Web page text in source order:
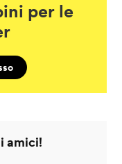
per le
amici!